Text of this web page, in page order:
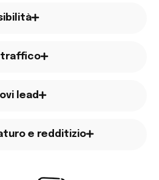
traffico
lead
e redditizio